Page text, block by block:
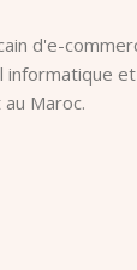
d'e-
Maroc.